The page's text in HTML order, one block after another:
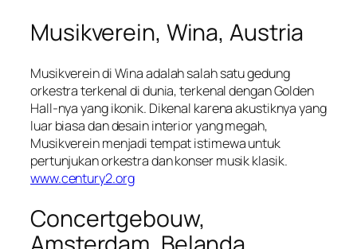
Musikverein, Wina, Austria
Musikverein di Wina adalah salah satu gedung
orkestra terkenal di dunia, terkenal dengan Golden
Hall-nya yang ikonik. Dikenal karena akustiknya yang
luar biasa dan desain interior yang megah,
Musikverein menjadi tempat istimewa untuk
pertunjukan orkestra dan konser musik klasik.
www.century2.org
Concertgebouw,